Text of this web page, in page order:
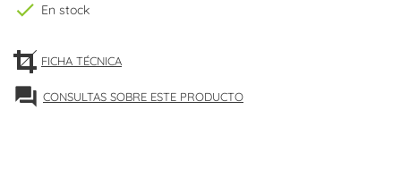
check En stock
FICHA TÉCNICA
forum CONSULTAS SOBRE ESTE PRODUCTO